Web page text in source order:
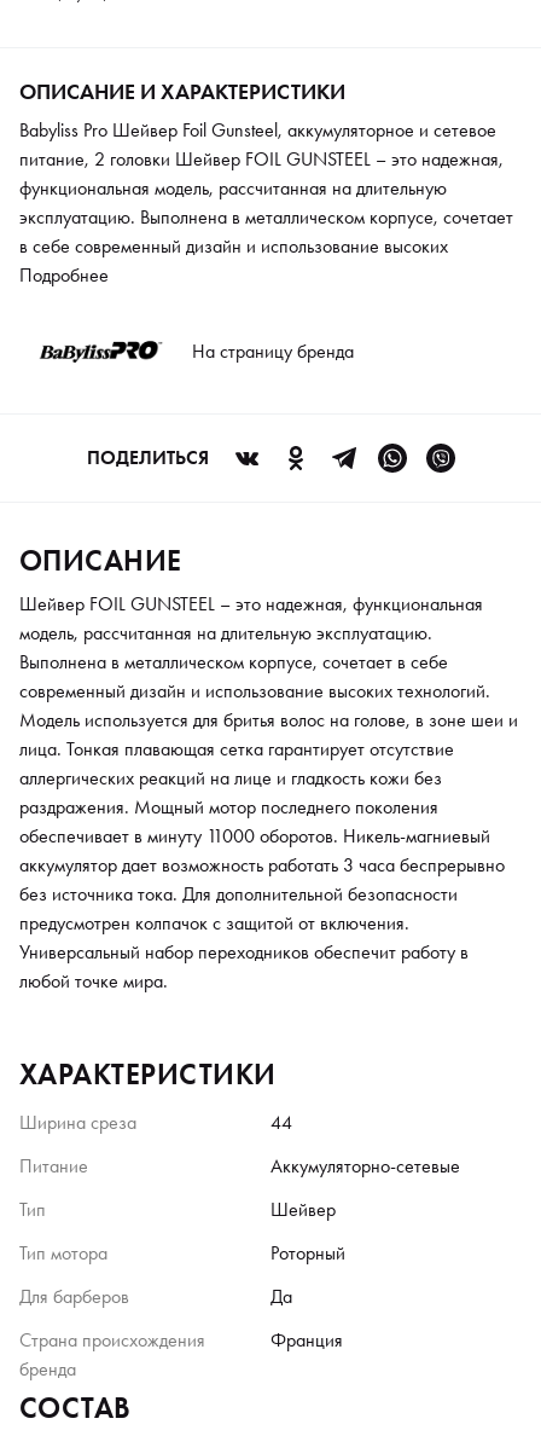
ОПИСАНИЕ И ХАРАКТЕРИСТИКИ
Babyliss Pro Шейвер Foil Gunsteel, аккумуляторное и сетевое
питание, 2 головки Шейвер FOIL GUNSTEEL – это надежная,
функциональная модель, рассчитанная на длительную
эксплуатацию. Выполнена в металлическом корпусе, сочетает
в себе современный дизайн и использование высоких
технологий. Модель используется для бритья волос на голове, в
без раздражения. Мощный мотор последнего поколения
без источника тока. Для дополнительной безопасности
предусмотрен колпачок с защитой от включения.
Подробнее
На страницу бренда
ПОДЕЛИТЬСЯ
ОПИСАНИЕ
Шейвер FOIL GUNSTEEL – это надежная, функциональная
модель, рассчитанная на длительную эксплуатацию.
Выполнена в металлическом корпусе, сочетает в себе
современный дизайн и использование высоких технологий.
Модель используется для бритья волос на голове, в зоне шеи и
лица. Тонкая плавающая сетка гарантирует отсутствие
аллергических реакций на лице и гладкость кожи без
раздражения. Мощный мотор последнего поколения
обеспечивает в минуту 11000 оборотов. Никель-магниевый
аккумулятор дает возможность работать 3 часа беспрерывно
без источника тока. Для дополнительной безопасности
предусмотрен колпачок с защитой от включения.
Универсальный набор переходников обеспечит работу в
любой точке мира.
ХАРАКТЕРИСТИКИ
Ширина среза
44
Питание
Аккумуляторно-сетевые
Тип
Шейвер
Тип мотора
Роторный
Для барберов
Да
Страна происхождения
бренда
Франция
СОСТАВ